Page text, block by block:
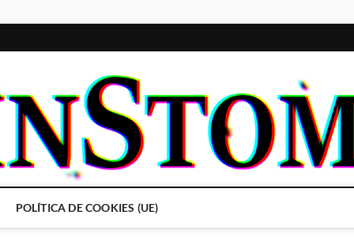
POLÍTICA DE COOKIES (UE)